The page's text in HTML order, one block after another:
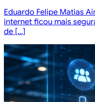
Eduardo Felipe Matias
internet ficou mais
de […]